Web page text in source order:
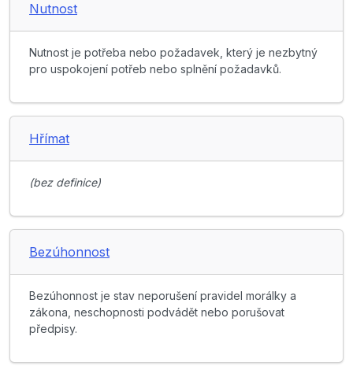
Nutnost
Nutnost je potřeba nebo požadavek, který je nezbytný
pro uspokojení potřeb nebo splnění požadavků.
Hřímat
(bez definice)
Bezúhonnost
Bezúhonnost je stav neporušení pravidel morálky a
zákona, neschopnosti podvádět nebo porušovat
předpisy.